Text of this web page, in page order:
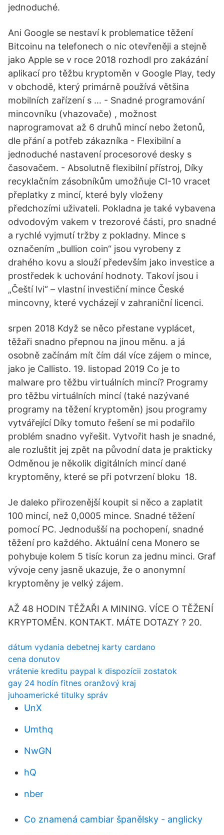
jednoduché.
Ani Google se nestaví k problematice těžení
Bitcoinu na telefonech o nic otevřeněji a stejně
jako Apple se v roce 2018 rozhodl pro zakázání
aplikací pro těžbu kryptoměn v Google Play, tedy
v obchodě, který primárně používá většina
mobilních zařízení s … - Snadné programování
mincovníku (vhazovače) , možnost
naprogramovat až 6 druhů mincí nebo žetonů,
dle přání a potřeb zákazníka - Flexibilní a
jednoduché nastavení procesorové desky s
časovačem. - Absolutně flexibilní přístroj, Díky
recyklačním zásobníkům umožňuje CI-10 vracet
přeplatky z mincí, které byly vloženy
předchozími uživateli. Pokladna je také vybavena
odvodovým vakem v trezorové části, pro snadné
a rychlé vyjmutí tržby z pokladny. Mince s
označením „bullion coin“ jsou vyrobeny z
drahého kovu a slouží především jako investice a
prostředek k uchování hodnoty. Takoví jsou i
„Čeští lvi“ – vlastní investiční mince České
mincovny, které vycházejí v zahraniční licenci.
srpen 2018 Když se něco přestane vyplácet,
těžaři snadno přepnou na jinou měnu. a já
osobně začínám mít čím dál více zájem o mince,
jako je Callisto. 19. listopad 2019 Co je to
malware pro těžbu virtuálních mincí? Programy
pro těžbu virtuálních mincí (také nazývané
programy na těžení kryptoměn) jsou programy
vytvářející Díky tomuto řešení se mi podařilo
problém snadno vyřešit. Vytvořit hash je snadné,
ale rozluštit jej zpět na původní data je prakticky
Odměnou je několik digitálních mincí dané
kryptoměny, které se při potvrzení bloku 18.
Je daleko přirozenější koupit si něco a zaplatit
100 mincí, než 0,0005 mince. Snadné těžení
pomocí PC. Jednodušší na pochopení, snadné
těžení pro každého. Aktuální cena Monero se
pohybuje kolem 5 tisíc korun za jednu minci. Graf
vývoje ceny jasně ukazuje, že o anonymní
kryptoměny je velký zájem.
AŽ 48 HODIN TĚŽAŘI A MINING. VÍCE O TĚŽENÍ
KRYPTOMĚN. KONTAKT. MÁTE DOTAZY ? 20.
dátum vydania debetnej karty cardano
cena donutov
vrátenie kreditu paypal k dispozícii zostatok
gay 24 hodín fitnes oranžový kraj
juhoamerické titulky správ
UnX
Umthq
NwGN
hQ
nber
Co znamená cambiar španělsky - anglicky